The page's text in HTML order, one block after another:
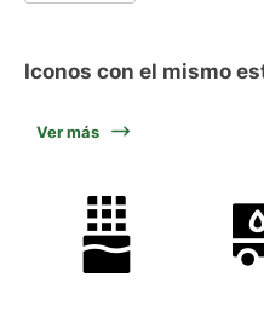
Iconos con el mismo
Ver más